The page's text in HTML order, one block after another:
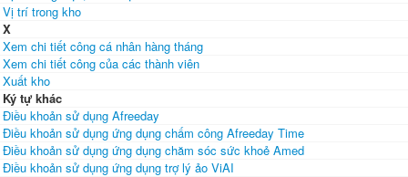
Vị trí trong kho
X
Xem chi tiết công cá nhân hàng tháng
Xem chi tiết công của các thành viên
Xuất kho
Ký tự khác
Điều khoản sử dụng Afreeday
Điều khoản sử dụng ứng dụng chấm công Afreeday Time
Điều khoản sử dụng ứng dụng chăm sóc sức khoẻ Amed
Điều khoản sử dụng ứng dụng trợ lý ảo ViAI